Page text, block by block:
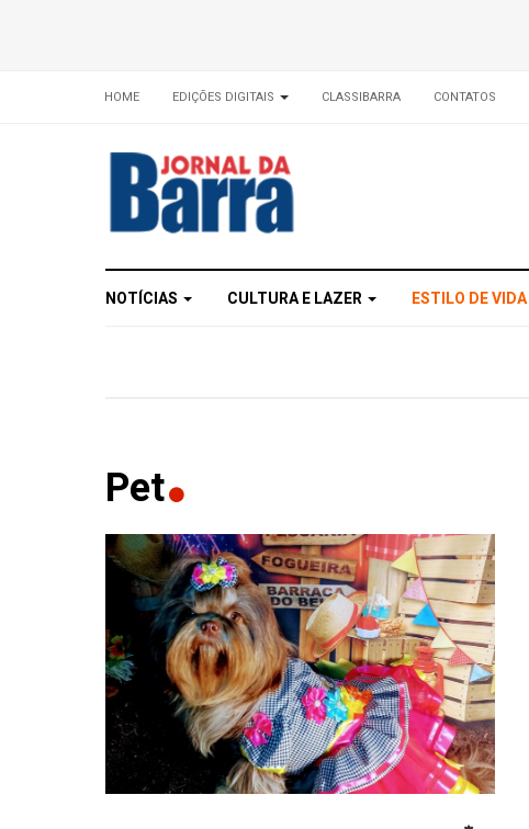
HOME EDIÇÕES DIGITAIS CLASSIBARRA CONTATOS
NOTÍCIAS CULTURA E LAZER ESTILO DE VIDA
Pet